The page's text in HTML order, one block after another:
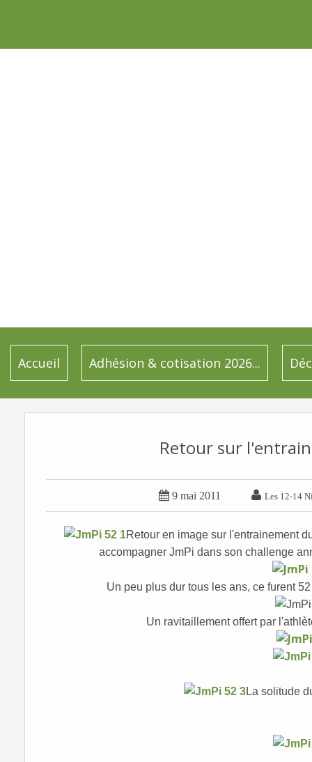
Accueil Adhésion & cotisation 2026...
Retour sur
 9 mai 2011  Les 12-14
Retour en image sur l'entrainement
accompagner JmPi dans son challenge
Un peu plus dur tous les ans, ce furent
Un ravitaillement offert par
La solitude